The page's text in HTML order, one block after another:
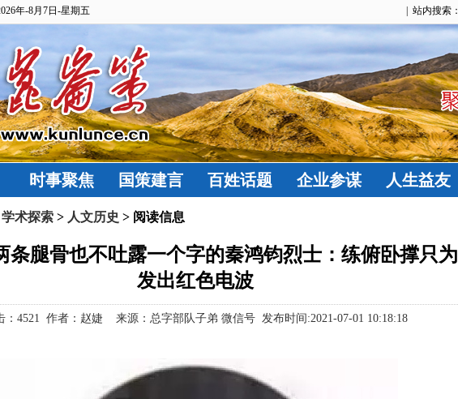
年-8月7日-星期五 | 站内搜索：
时事聚焦 国策建言 百姓话题 企业参谋 人生益友
学术探索 > 人文历史 > 阅读信息
条腿骨也不吐露一个字的秦鸿钧烈士：练俯卧撑只为
发出红色电波
： 4521 作者：赵婕 来源：总字部队子弟 微信号 发布时间:2021-07-01 10:18:18